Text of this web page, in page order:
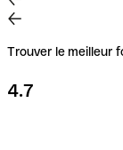
Trouver le meilleur
4.7